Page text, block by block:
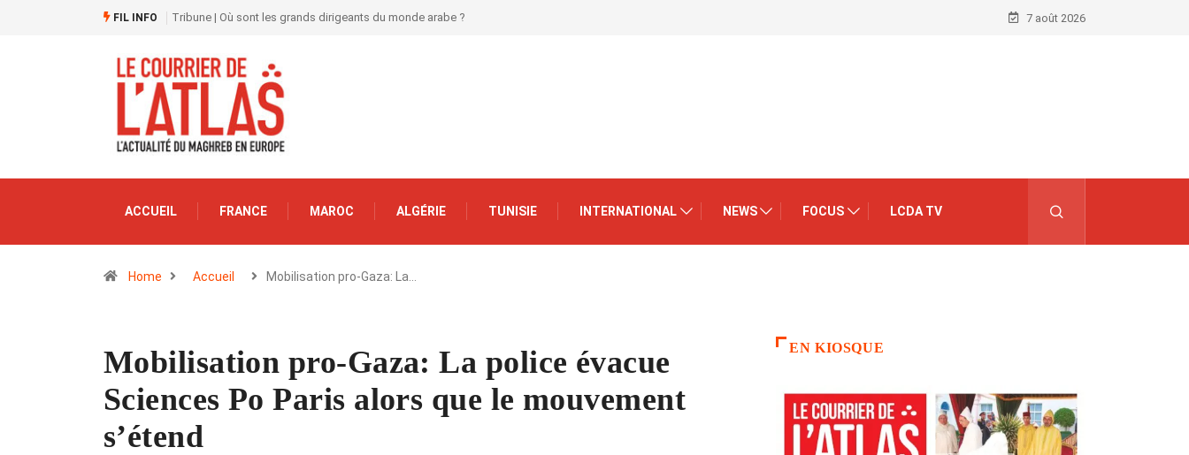
FIL INFO Tribune | Où sont les grands dirigeants du monde arabe ? 7 août 2026
ACCUEIL FRANCE MAROC ALGÉRIE TUNISIE INTERNATIONAL NEWS FOCUS LCDA TV
Home Accueil Mobilisation pro-Gaza: La…
Mobilisation pro-Gaza: La police évacue
Sciences Po Paris alors que le mouvement
s’étend
EN KIOSQUE